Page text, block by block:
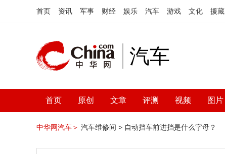
首页 资讯 军事 财经 娱乐 汽车 游戏 文化 援藏
汽车
首页 原创 文章 评测 视频 图片
中华网汽车＞ 汽车维修间 > 自动挡车前进挡是什么字母？